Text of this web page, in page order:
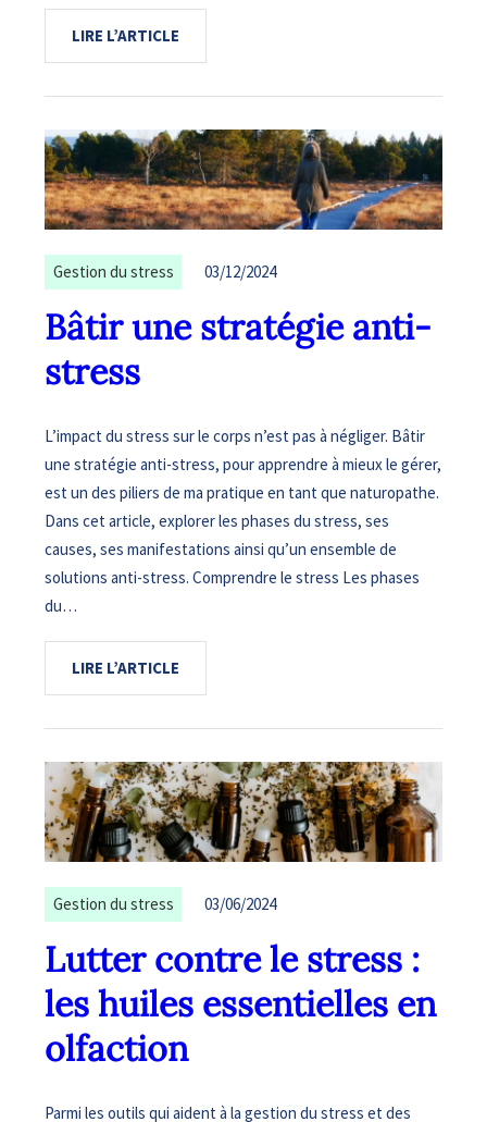
LIRE L’ARTICLE
Gestion du stress 03/12/2024
Bâtir une stratégie anti-
stress
L’impact du stress sur le corps n’est pas à négliger. Bâtir
une stratégie anti-stress, pour apprendre à mieux le gérer,
est un des piliers de ma pratique en tant que naturopathe.
Dans cet article, explorer les phases du stress, ses
causes, ses manifestations ainsi qu’un ensemble de
solutions anti-stress. Comprendre le stress Les phases
du…
LIRE L’ARTICLE
Gestion du stress 03/06/2024
Lutter contre le stress :
les huiles essentielles en
olfaction
Parmi les outils qui aident à la gestion du stress et des